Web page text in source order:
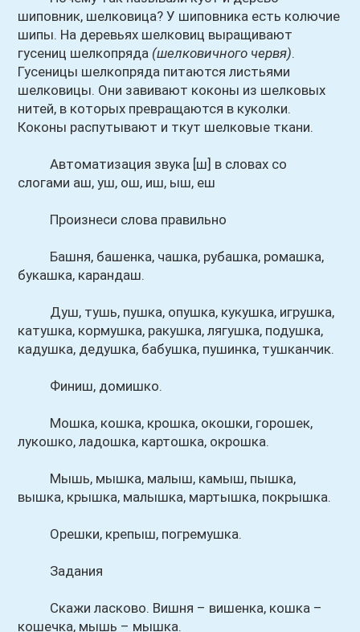
шиповник, шелковица? У шиповника есть колючие
шипы. На деревьях шелковиц выращивают
гусениц шелкопряда (шелковичного червя).
Гусеницы шелкопряда питаются листьями
шелковицы. Они завивают коконы из шелковых
нитей, в которых превращаются в куколки.
Коконы распутывают и ткут шелковые ткани.
Автоматизация звука [ш] в словах со
слогами аш, уш, ош, иш, ыш, еш
Произнеси слова правильно
Башня, башенка, чашка, рубашка, ромашка,
букашка, карандаш.
Душ, тушь, пушка, опушка, кукушка, игрушка,
катушка, кормушка, ракушка, лягушка, подушка,
кадушка, дедушка, бабушка, пушинка, тушканчик.
Финиш, домишко.
Мошка, кошка, крошка, окошки, горошек,
лукошко, ладошка, картошка, окрошка.
Мышь, мышка, малыш, камыш, пышка,
вышка, крышка, малышка, мартышка, покрышка.
Орешки, крепыш, погремушка.
Задания
Скажи ласково. Вишня – вишенка, кошка –
кошечка, мышь – мышка.